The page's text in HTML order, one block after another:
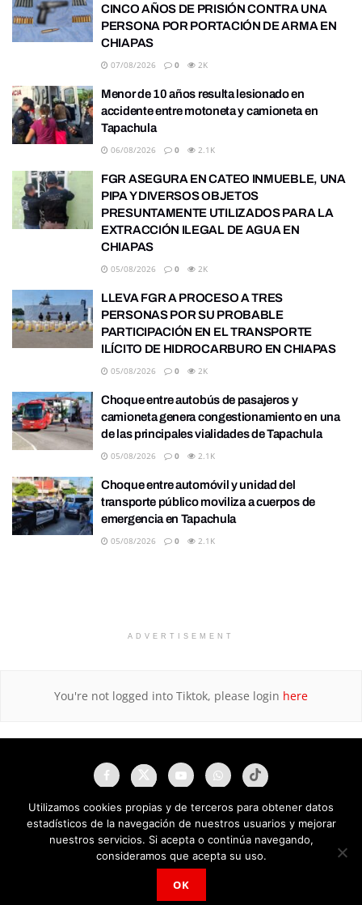
CINCO AÑOS DE PRISIÓN CONTRA UNA
PERSONA POR PORTACIÓN DE ARMA EN
CHIAPAS
07/08/2026 0 2K
Menor de 10 años resulta lesionado en
accidente entre motoneta y camioneta en
Tapachula
06/08/2026 0 2.1K
FGR ASEGURA EN CATEO INMUEBLE, UNA
PIPA Y DIVERSOS OBJETOS
PRESUNTAMENTE UTILIZADOS PARA LA
EXTRACCIÓN ILEGAL DE AGUA EN
CHIAPAS
05/08/2026 0 2K
LLEVA FGR A PROCESO A TRES
PERSONAS POR SU PROBABLE
PARTICIPACIÓN EN EL TRANSPORTE
ILÍCITO DE HIDROCARBURO EN CHIAPAS
05/08/2026 0 2K
Choque entre autobús de pasajeros y
camioneta genera congestionamiento en una
de las principales vialidades de Tapachula
05/08/2026 0 2.1K
Choque entre automóvil y unidad del
transporte público moviliza a cuerpos de
emergencia en Tapachula
05/08/2026 0 2.1K
ADVERTISEMENT
You're not logged into Tiktok, please login here
NAU Noticias A Tiempo Universales © 2025
Utilizamos cookies propias y de terceros para obtener datos
estadísticos de la navegación de nuestros usuarios y mejorar
nuestros servicios. Si acepta o continúa navegando,
consideramos que acepta su uso.
OK